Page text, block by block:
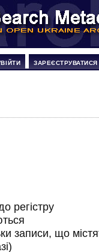
ЗАРЕЄСТРУВАТИСЯ
регістру
записи, що